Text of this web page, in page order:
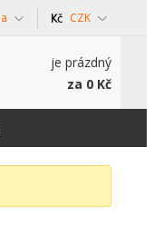
CZK
je prázdný
za 0 Kč